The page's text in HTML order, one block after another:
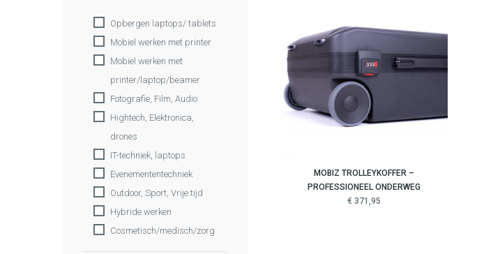
Opbergen laptops/ tablets
Mobiel werken met printer
Mobiel werken met
printer/laptop/beamer
Fotografie, Film, Audio
Hightech, Elektronica,
drones
IT-techniek, laptops
Evenemententechniek
Outdoor, Sport, Vrije tijd
Hybride werken
Cosmetisch/medisch/zorg
MOBIZ TROLLEYKOFFER –
PROFESSIONEEL ONDERWEG
€ 371,95